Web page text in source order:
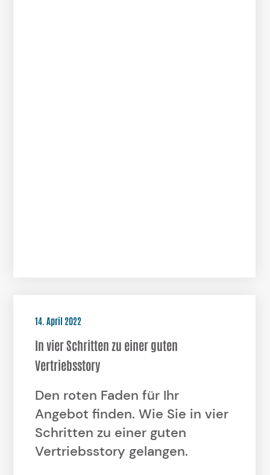
14. April 2022
In vier Schritten zu einer guten
Vertriebsstory
Den roten Faden für Ihr
Angebot finden. Wie Sie in vier
Schritten zu einer guten
Vertriebsstory gelangen.